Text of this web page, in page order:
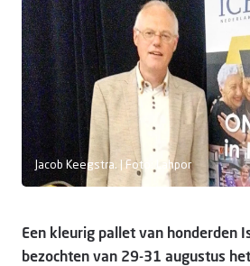
Doneer
Jacob Keegstra. | Foto: Lahpor
Een kleurig pallet van honderden
bezochten van 29-31 augustus